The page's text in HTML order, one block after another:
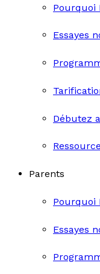
Pourquoi
Essayes
Débutez
Parents
Pourquoi
Essayes